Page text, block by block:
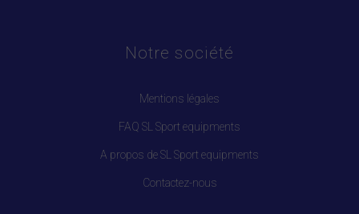
Notre société
Mentions légales
FAQ SL Sport equipments
A propos de SL Sport equipments
Contactez-nous